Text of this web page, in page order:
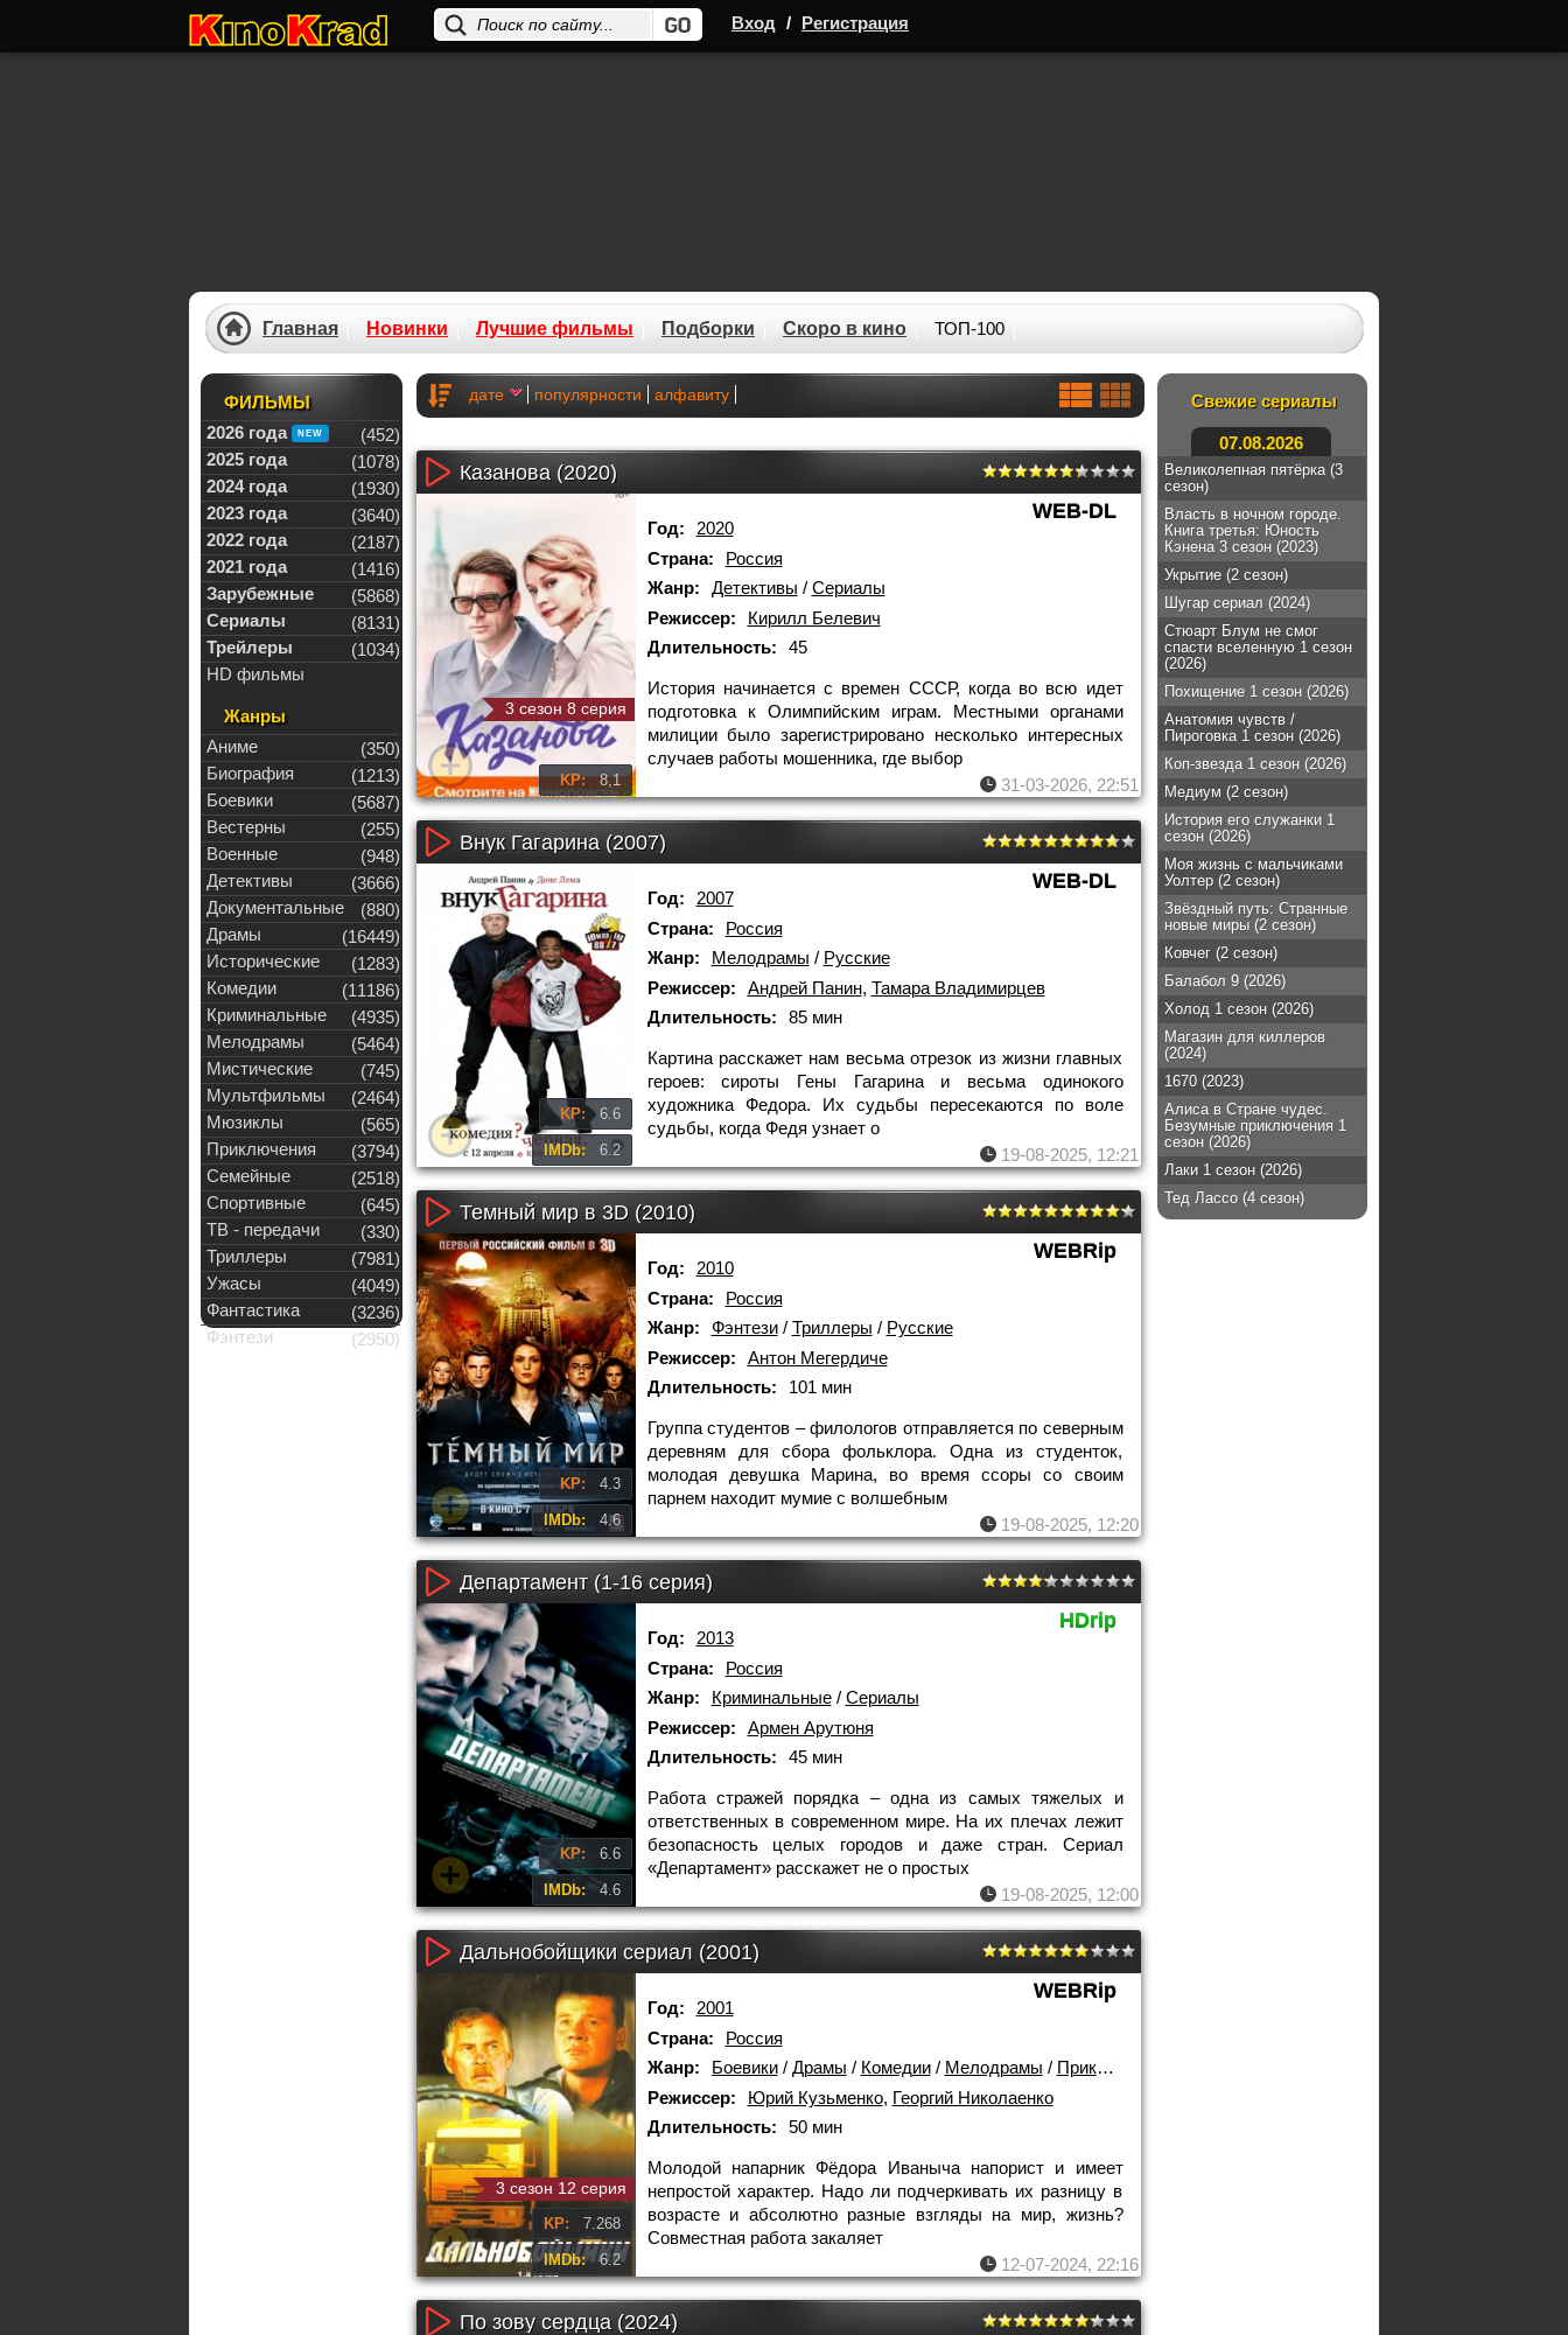
Вход / Регистрация
дате популярности алфавиту
Казанова (2020)
3 сезон 8 серия
KP: 8,1
WEB-DL
Год:
2020
Страна:
Россия
Жанр:
Детективы / Сериалы
Режиссер:
Кирилл Белевич
Длительность:
45
История начинается с времен СССР, когда во всю идет
подготовка к Олимпийским играм. Местными органами
милиции было зарегистрировано несколько интересных
случаев работы мошенника, где выбор
31-03-2026, 22:51
Внук Гагарина (2007)
KP: 6.6
IMDb: 6.2
WEB-DL
Год:
2007
Страна:
Россия
Жанр:
Мелодрамы / Русские
Режиссер:
Андрей Панин, Тамара Владимирцев
Длительность:
85 мин
Картина расскажет нам весьма отрезок из жизни главных
героев: сироты Гены Гагарина и весьма одинокого
художника Федора. Их судьбы пересекаются по воле
судьбы, когда Федя узнает о
19-08-2025, 12:21
Темный мир в 3D (2010)
KP: 4.3
IMDb: 4.6
WEBRip
Год:
2010
Страна:
Россия
Жанр:
Фэнтези/ Триллеры / Русские
Режиссер:
Антон Мегердиче
Длительность:
101 мин
Группа студентов – филологов отправляется по северным
деревням для сбора фольклора. Одна из студенток,
молодая девушка Марина, во время ссоры со своим
парнем находит мумие с волшебным
19-08-2025, 12:20
Департамент (1-16 серия)
KP: 6.6
IMDb: 4.6
HDrip
Год:
2013
Страна:
Россия
Жанр:
Криминальные/ Сериалы
Режиссер:
Армен Арутюня
Длительность:
45 мин
Работа стражей порядка – одна из самых тяжелых и
ответственных в современном мире. На их плечах лежит
безопасность целых городов и даже стран. Сериал
«Департамент» расскажет не о простых
19-08-2025, 12:00
Дальнобойщики сериал (2001)
3 сезон 12 серия
KP: 7.268
IMDb: 6.2
WEBRip
Год:
2001
Страна:
Россия
Жанр:
Боевики/ Драмы / Комедии/ Мелодрамы / Приключения
Режиссер:
Юрий Кузьменко, Георгий Николаенко
Длительность:
50 мин
Молодой напарник Фёдора Иваныча напорист и имеет
непростой характер. Надо ли подчеркивать их разницу в
возрасте и абсолютно разные взгляды на мир, жизнь?
Совместная работа закаляет
12-07-2024, 22:16
По зову сердца (2024)
ФИЛЬМЫ
2026 года
(452)
2025 года
(1078)
2024 года
(1930)
2023 года
(3640)
2022 года
(2187)
2021 года
(1416)
Зарубежные
(5868)
Сериалы
(8131)
Трейлеры
(1034)
HD фильмы
Жанры
Аниме
(350)
Биография
(1213)
Боевики
(5687)
Вестерны
(255)
Военные
(948)
Детективы
(3666)
Документальные
(880)
Драмы
(16449)
Исторические
(1283)
Комедии
(11186)
Криминальные
(4935)
Мелодрамы
(5464)
Мистические
(745)
Мультфильмы
(2464)
Мюзиклы
(565)
Приключения
(3794)
Семейные
(2518)
Спортивные
(645)
ТВ - передачи
(330)
Триллеры
(7981)
Ужасы
(4049)
Фантастика
(3236)
Фэнтези
(2950)
Свежие сериалы
07.08.2026
Великолепная пятёрка (3
сезон)
Власть в ночном городе.
Книга третья: Юность
Кэнена 3 сезон (2023)
Укрытие (2 сезон)
Шугар сериал (2024)
Стюарт Блум не смог
спасти вселенную 1 сезон
(2026)
Похищение 1 сезон (2026)
Анатомия чувств /
Пироговка 1 сезон (2026)
Коп-звезда 1 сезон (2026)
Медиум (2 сезон)
История его служанки 1
сезон (2026)
Моя жизнь с мальчиками
Уолтер (2 сезон)
Звёздный путь: Странные
новые миры (2 сезон)
Ковчег (2 сезон)
Балабол 9 (2026)
Холод 1 сезон (2026)
Магазин для киллеров
(2024)
1670 (2023)
Алиса в Стране чудес.
Безумные приключения 1
сезон (2026)
Лаки 1 сезон (2026)
Тед Лассо (4 сезон)
Главная Новинки Лучшие фильмы Подборки Скоро в кино ТОП-100